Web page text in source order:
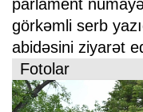
parlament
görkəmli serb
abidəsini ziyarət
Fotolar